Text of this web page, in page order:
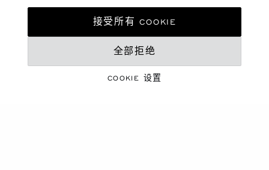
COOKIE 设置
全部拒绝
接受所有 COOKIE